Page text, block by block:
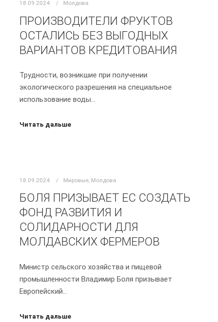
18.09.2024 Молдова
ПРОИЗВОДИТЕЛИ ФРУКТОВ
ОСТАЛИСЬ БЕЗ ВЫГОДНЫХ
ВАРИАНТОВ КРЕДИТОВАНИЯ
Трудности, возникшие при получении
экологического разрешения на специальное
использование воды…
Читать дальше
18.09.2024 Мировые Молдова
БОЛЯ ПРИЗЫВАЕТ ЕС СОЗДАТЬ
ФОНД РАЗВИТИЯ И
СОЛИДАРНОСТИ ДЛЯ
МОЛДАВСКИХ ФЕРМЕРОВ
Министр сельского хозяйства и пищевой
промышленности Владимир Боля призывает
Европейский…
Читать дальше